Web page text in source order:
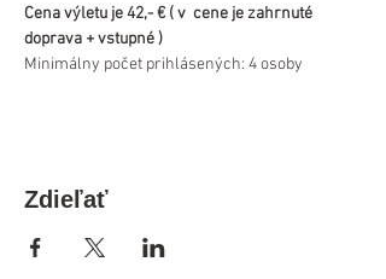
Cena výletu je 42,- € ( v  cene je zahrnuté
doprava + vstupné )
Minimálny počet prihlásených: 4 osoby
Zdieľať